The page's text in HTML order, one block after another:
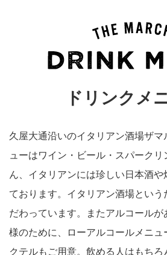
ドリンクメ
久屋大通沿いのイタリアン酒場ザマ
ューはワイン・ビール・スパーク
ん、イタリアンには珍しい日本酒や
ております。イタリアン酒場という
だわっています。またアルコール
様のために、ローアルコールメニュ
クテルもご用意。飲める人はもち